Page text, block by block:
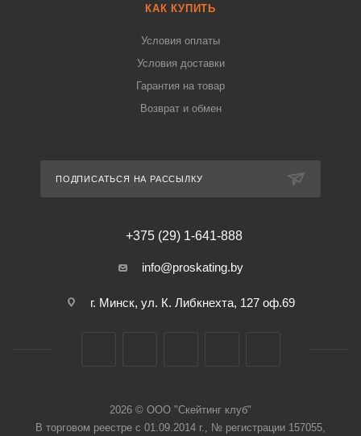
КАК КУПИТЬ
Условия оплаты
Условия доставки
Гарантия на товар
Возврат и обмен
ПОДПИСАТЬСЯ НА РАССЫЛКУ
+375 (29) 1-641-888
info@proskating.by
г. Минск, ул. К. Либкнехта, 127 оф.69
2026 © ООО "Скейтинг клуб"
В торговом реестре с 01.09.2014 г., № регистрации 157055,